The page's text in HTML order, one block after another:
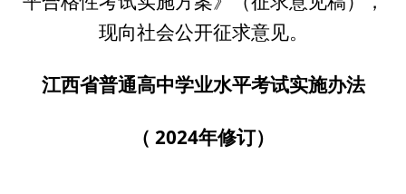
现向社会公开征求意见。
江西省普通高中学业水平考试实施办法
（ 2024年修订）